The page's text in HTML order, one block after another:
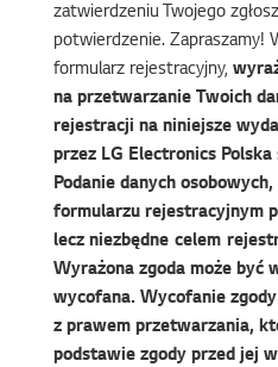
zatwierdzeniu Twojego
potwierdzenie. Zapraszamy!
formularz rejestracyjny,
na przetwarzanie Twoich
rejestracji na niniejsze
przez LG Electronics Polska
Podanie danych
formularzu rejestracyjnym
lecz niezbędne celem
Wyrażona zgoda może być
wycofana. Wycofanie
z prawem przetwarzania,
podstawie zgody przed jej